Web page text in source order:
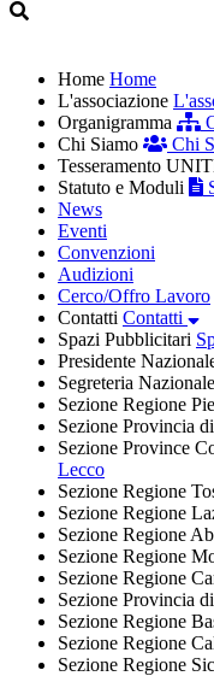
Home Home
L'associazione
Organigramma
Chi Siamo
Chi
Tesseramento
Statuto e Moduli
News
Eventi
Convenzioni
Audizioni
Cerco/Offro Lavoro
Contatti Contatti
Spazi Pubblicitari
Presidente
Segreteria Nazionale
Sezione Regione
Sezione Provincia
Sezione Province
Lecco
Sezione Regione
Sezione Regione
Sezione Regione
Sezione Regione
Sezione Regione
Sezione Provincia
Sezione Regione
Sezione Regione
Sezione Regione